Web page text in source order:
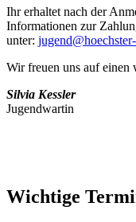
Ihr erhaltet nach der
Informationen zur
unter:
Wir freuen uns auf einen
Silvia Kessler
Jugendwartin
Wichtige